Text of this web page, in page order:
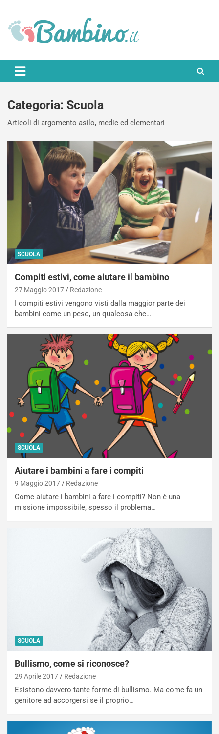
content
Bambino.it
Categoria: Scuola
Articoli di argomento asilo, medie ed elementari
SCUOLA
Compiti estivi, come aiutare il bambino
27 Maggio 2017 Redazione
I compiti estivi vengono visti dalla maggior parte dei
bambini come un peso, un qualcosa che…
SCUOLA
Aiutare i bambini a fare i compiti
9 Maggio 2017 Redazione
Come aiutare i bambini a fare i compiti? Non è una
missione impossibile, spesso il problema…
SCUOLA
Bullismo, come si riconosce?
29 Aprile 2017 Redazione
Esistono davvero tante forme di bullismo. Ma come fa un
genitore ad accorgersi se il proprio…